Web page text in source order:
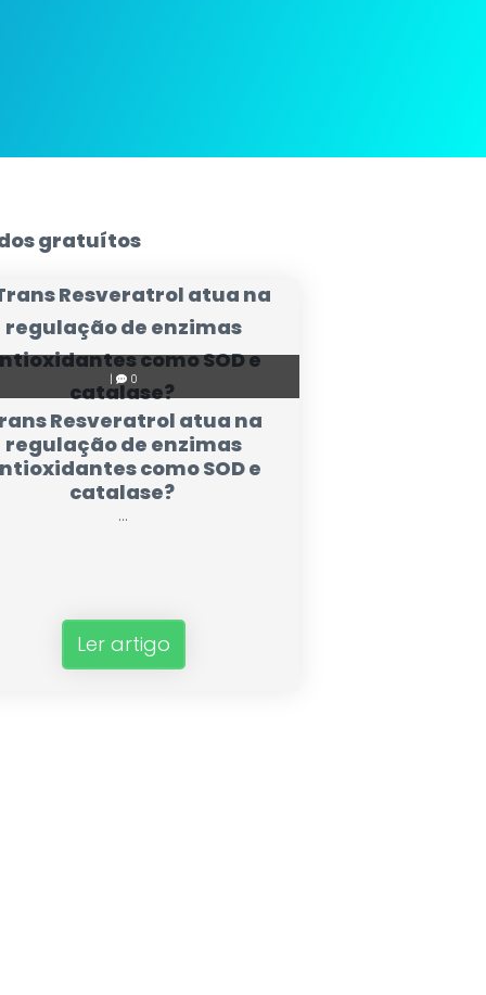
gratuítos
| 0
Resveratrol atua na
regulação de enzimas
como SOD e
catalase?
...
Ler artigo